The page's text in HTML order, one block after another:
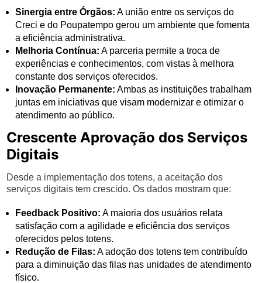
Sinergia entre Órgãos: A união entre os serviços do
Creci e do Poupatempo gerou um ambiente que fomenta
a eficiência administrativa.
Melhoria Contínua: A parceria permite a troca de
experiências e conhecimentos, com vistas à melhora
constante dos serviços oferecidos.
Inovação Permanente: Ambas as instituições trabalham
juntas em iniciativas que visam modernizar e otimizar o
atendimento ao público.
Crescente Aprovação dos Serviços
Digitais
Desde a implementação dos totens, a aceitação dos
serviços digitais tem crescido. Os dados mostram que:
Feedback Positivo: A maioria dos usuários relata
satisfação com a agilidade e eficiência dos serviços
oferecidos pelos totens.
Redução de Filas: A adoção dos totens tem contribuído
para a diminuição das filas nas unidades de atendimento
físico.